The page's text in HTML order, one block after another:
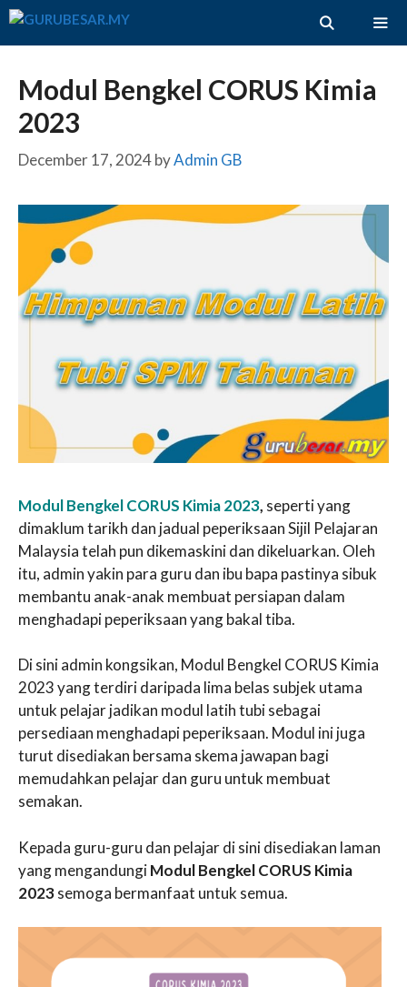
Skip
Modul Bengkel CORUS Kimia
2023
December 17, 2024byAdmin GB
Modul Bengkel CORUS Kimia 2023, seperti yang
dimaklum tarikh dan jadual peperiksaan Sijil Pelajaran
Malaysia telah pun dikemaskini dan dikeluarkan. Oleh
itu, admin yakin para guru dan ibu bapa pastinya sibuk
membantu anak-anak membuat persiapan dalam
menghadapi peperiksaan yang bakal tiba.
Di sini admin kongsikan, Modul Bengkel CORUS Kimia
2023 yang terdiri daripada lima belas subjek utama
untuk pelajar jadikan modul latih tubi sebagai
persediaan menghadapi peperiksaan. Modul ini juga
turut disediakan bersama skema jawapan bagi
memudahkan pelajar dan guru untuk membuat
semakan.
Kepada guru-guru dan pelajar di sini disediakan laman
yang mengandungiModul Bengkel CORUS Kimia
2023semoga bermanfaat untuk semua.